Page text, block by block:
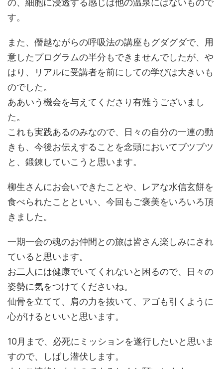
す。
また、僭越ながらの呼吸法の講座もグダグダで、用
意したプログラムの半分もできませんでしたが、や
はり、リアルに受講者を前にしての学びは大きいも
のでした。
ああいう機会を与えてくださり有難うございまし
た。
これも実践あるのみなので、日々の自分の一連の動
きも、今後お伝えすることを念頭においてブツブツ
と、鍛錬していこうと思います。
柳生さんにお会いできたことや、レアな水信玄餅を
食べられたことといい、今回もご褒美をいろいろ頂
きました。
一期一会の魂のお仲間との旅は皆さん楽しみにされ
ていると思います。
お二人には健康でいてくれないと困るので、日々の
姿勢に気をつけてくださいね。
仙骨を立てて、肩の力を抜いて、アゴも引くように
心がけるといいと思います。
10月まで、必死にミッションを遂行したいと思いま
すので、しばし潜伏します。